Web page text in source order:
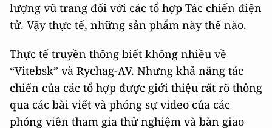
lượng vũ trang đối với các tổ hợp Tác chiến điện
tử. Vậy thực tế, những sản phẩm này thế nào.
Thực tế truyền thông biết không nhiều về
“Vitebsk” và Rychag-AV. Nhưng khả năng tác
chiến của các tổ hợp được giới thiệu rất rõ thông
qua các bài viết và phóng sự video của các
phóng viên tham gia thử nghiệm và bàn giao